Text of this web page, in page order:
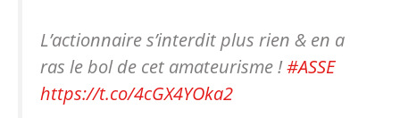
L’actionnaire s’interdit plus rien & en a
ras le bol de cet amateurisme !#ASSE
https://t.co/4cGX4YOka2